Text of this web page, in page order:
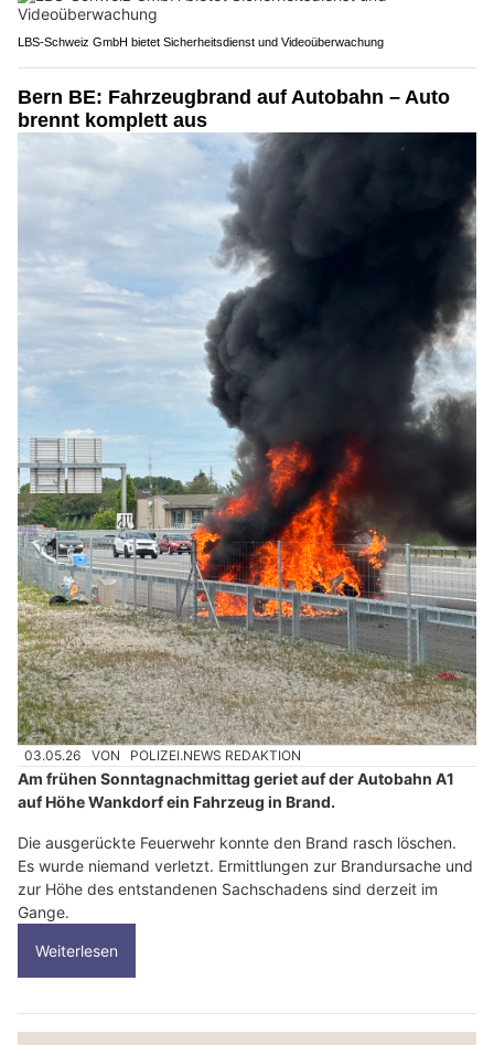
LBS-Schweiz GmbH bietet Sicherheitsdienst und Videoüberwachung
Bern BE: Fahrzeugbrand auf Autobahn – Auto
brennt komplett aus
03.05.26 VON POLIZEI.NEWS REDAKTION
Am frühen Sonntagnachmittag geriet auf der Autobahn A1
auf Höhe Wankdorf ein Fahrzeug in Brand.
Die ausgerückte Feuerwehr konnte den Brand rasch löschen.
Es wurde niemand verletzt. Ermittlungen zur Brandursache und
zur Höhe des entstandenen Sachschadens sind derzeit im
Gange.
Weiterlesen